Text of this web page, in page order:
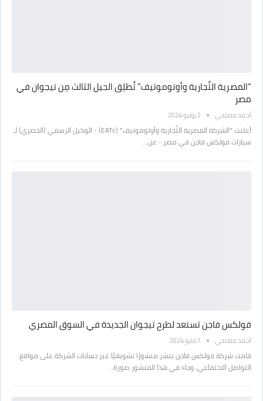
“المصرية التِّجارية وأوتوموتيف” تُطلِق الجيل الثالث مِن تيجوان في
مصر
أحمد مصلحي 2 يونيو 2024
أعلنت "الشركة المصرية التِّجارية وأوتوموتيف" (EATc) - الوكيل الرسمي (الحصري) لـ
سيارات فولكس فاجن في مصر - عن…
فولكس فاجن تستعد لطرح تيجوان الجديدة في السوق المصري
أحمد مصلحي 7 مايو 2024
قامت شركة فولكس فاجن بنشر منشورًا تشويقيًا عبر حسابات الشركة على مواقع
التواصل الاجتماعي، وجاء في هذا المنشور صورة…